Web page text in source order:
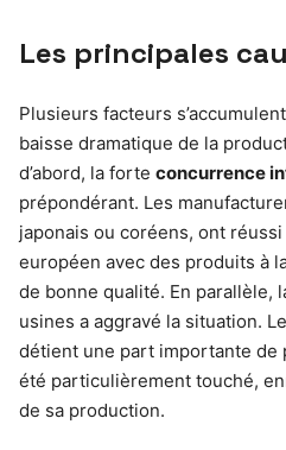
Les principales
Plusieurs facteurs
baisse dramatique de la
d’abord, la forte concurrence
prépondérant. Les
japonais ou coréens, ont
européen avec des produits à
de bonne qualité. En parallèle,
usines a aggravé la situation.
détient une part importante de
été particulièrement touché,
de sa production.